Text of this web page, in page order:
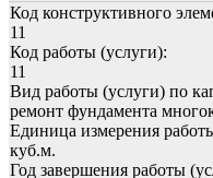
Код конструктивного
11
Код работы (услуги):
11
Вид работы (услуги) по
ремонт фундамента
Единица измерения
куб.м.
Год завершения работы